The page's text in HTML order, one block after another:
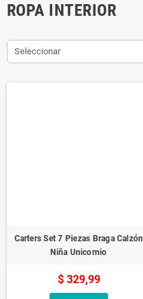
ROPA INTERIOR
Seleccionar
Carters Set 7 Piezas Braga Calzón
Niña Unicornio
$ 329,99